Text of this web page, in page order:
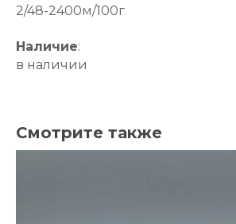
2/48-2400м/100г
Наличие:
в наличии
Смотрите также